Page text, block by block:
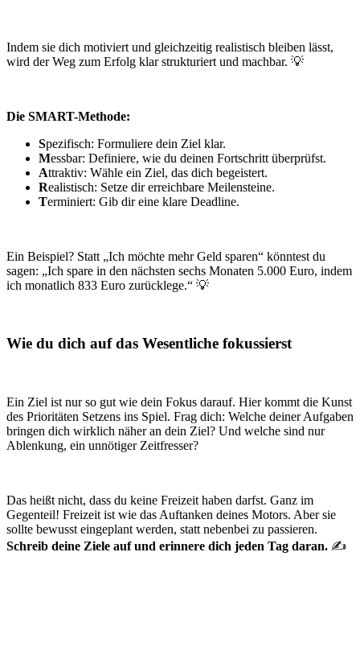
Indem sie dich motiviert und gleichzeitig realistisch bleiben lässt,
wird der Weg zum Erfolg klar strukturiert und machbar. 💡
Die SMART-Methode:
Spezifisch: Formuliere dein Ziel klar.
Messbar: Definiere, wie du deinen Fortschritt überprüfst.
Attraktiv: Wähle ein Ziel, das dich begeistert.
Realistisch: Setze dir erreichbare Meilensteine.
Terminiert: Gib dir eine klare Deadline.
Ein Beispiel? Statt „Ich möchte mehr Geld sparen“ könntest du
sagen: „Ich spare in den nächsten sechs Monaten 5.000 Euro, indem
ich monatlich 833 Euro zurücklege.“ 💡
Wie du dich auf das Wesentliche fokussierst
Ein Ziel ist nur so gut wie dein Fokus darauf. Hier kommt die Kunst
des Prioritäten Setzens ins Spiel. Frag dich: Welche deiner Aufgaben
bringen dich wirklich näher an dein Ziel? Und welche sind nur
Ablenkung, ein unnötiger Zeitfresser?
Das heißt nicht, dass du keine Freizeit haben darfst. Ganz im
Gegenteil! Freizeit ist wie das Auftanken deines Motors. Aber sie
sollte bewusst eingeplant werden, statt nebenbei zu passieren.
Schreib deine Ziele auf und erinnere dich jeden Tag daran. ✍️